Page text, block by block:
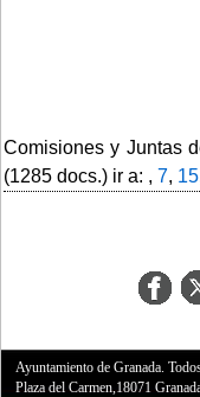
Comisiones y Juntas
(1285 docs.) ir a: , 7, 15
Ayuntamiento de Granada.
Plaza del Carmen,18071